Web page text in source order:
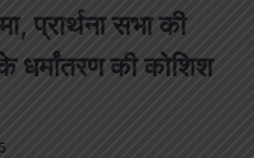
प्रार्थना सभा की
की कोशिश